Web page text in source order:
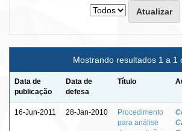
Mostrando resultados 1 a 1
Data de
publicação
Data de
defesa
Título
16-Jun-2011 28-Jan-2010
Procedimento
para análise